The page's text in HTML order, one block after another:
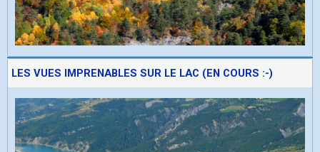
LES VUES IMPRENABLES SUR LE LAC (EN COURS :-)